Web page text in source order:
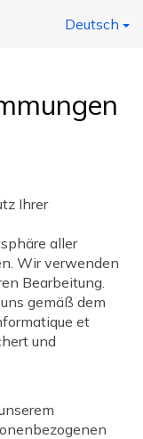
Deutsch
Ihrer
aller
Wir verwenden
Bearbeitung.
gemäß dem
et
und